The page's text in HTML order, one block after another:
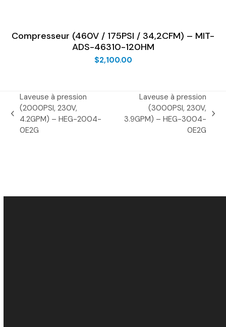
Compresseur (460V / 175PSI / 34,2CFM) – MIT-
ADS-46310-120HM
$2,100.00
previous
post:
Laveuse à pression
(2000PSI, 230V,
4.2GPM) – HEG-2004-
0E2G
next
Laveuse à pression
(3000PSI, 230V,
3.9GPM) – HEG-3004-
0E2G